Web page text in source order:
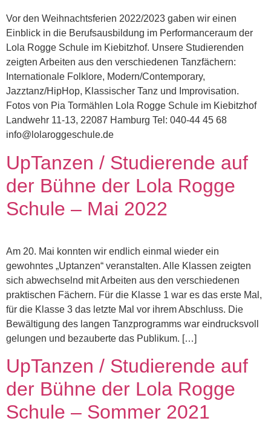
Vor den Weihnachtsferien 2022/2023 gaben wir einen
Einblick in die Berufsausbildung im Performanceraum der
Lola Rogge Schule im Kiebitzhof. Unsere Studierenden
zeigten Arbeiten aus den verschiedenen Tanzfächern:
Internationale Folklore, Modern/Contemporary,
Jazztanz/HipHop, Klassischer Tanz und Improvisation.
Fotos von Pia Tormählen Lola Rogge Schule im Kiebitzhof
Landwehr 11-13, 22087 Hamburg Tel: 040-44 45 68
info@lolaroggeschule.de
UpTanzen / Studierende auf
der Bühne der Lola Rogge
Schule – Mai 2022
Am 20. Mai konnten wir endlich einmal wieder ein
gewohntes „Uptanzen“ veranstalten. Alle Klassen zeigten
sich abwechselnd mit Arbeiten aus den verschiedenen
praktischen Fächern. Für die Klasse 1 war es das erste Mal,
für die Klasse 3 das letzte Mal vor ihrem Abschluss. Die
Bewältigung des langen Tanzprogramms war eindrucksvoll
gelungen und bezauberte das Publikum. […]
UpTanzen / Studierende auf
der Bühne der Lola Rogge
Schule – Sommer 2021